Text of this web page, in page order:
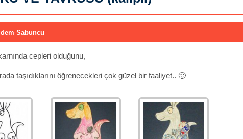
Sabuncu
cepleri olduğunu,
taşıdıklarını öğrenecekleri çok güzel bir faaliyet.. 🙂